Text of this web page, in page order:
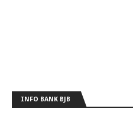
INFO BANK BJB